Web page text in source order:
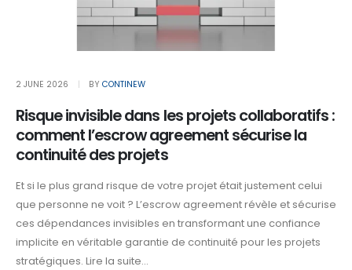
2 JUNE 2026 BY CONTINEW
Risque invisible dans les projets collaboratifs :
comment l’escrow agreement sécurise la
continuité des projets
Et si le plus grand risque de votre projet était justement celui
que personne ne voit ? L’escrow agreement révèle et sécurise
ces dépendances invisibles en transformant une confiance
implicite en véritable garantie de continuité pour les projets
stratégiques. Lire la suite...